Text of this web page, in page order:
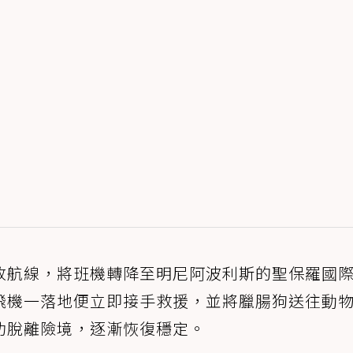
線，將班機轉降至明尼阿波利斯的聖保羅國
一落地便立即接手救援，並將臘腸狗送往動
離險境，逐漸恢復穩定。